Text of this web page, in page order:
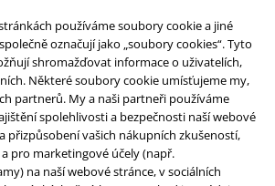
používáme soubory cookie a jiné
označují jako „soubory cookies“. Tyto
shromažďovat informace o uživatelích,
Některé soubory cookie umísťujeme my,
partnerů. My a naši partneři používáme
spolehlivosti a bezpečnosti naší webové
přizpůsobení vašich nákupních zkušeností,
pro marketingové účely (např.
na naší webové stránce, v sociálních
vás i hromady merch s motivy padouchů,
Viděli jste už náš Supermanův overal s
stylu s motivem Jokera? A náramek Wonder
vkusu a sami se staňte hrdinou. U nás najdete i
z franšízy DC včetně Batman vs Superman.
Raye a přirozeně i komiksy s příběhy od DC.
fan merch, jakou můžete najít na celém světě!